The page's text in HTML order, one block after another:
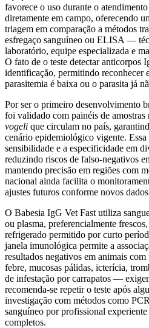
favorece o uso durante o
diretamente em campo, oferecendo
triagem em comparação a métodos
esfregaço sanguíneo ou ELISA —
laboratório, equipe especializada e
O fato de o teste detectar anticorpos
identificação, permitindo reconhecer
parasitemia é baixa ou o parasita já
Por ser o primeiro desenvolvimento
foi validado com painéis de amostras
vogeli que circulam no país,
cenário epidemiológico vigente.
sensibilidade e a especificidade em
reduzindo riscos de falso-negativos
mantendo precisão em regiões com
nacional ainda facilita o
ajustes futuros conforme novos
O Babesia IgG Vet Fast utiliza
ou plasma, preferencialmente
refrigerado permitido por curto
janela imunológica permite a
resultados negativos em animais
febre, mucosas pálidas, icterícia,
de infestação por carrapatos —
recomenda-se repetir o teste após
investigação com métodos como
sanguíneo por profissional
completos.